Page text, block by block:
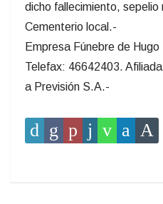
dicho fallecimiento, sepelio
Cementerio local.-
Empresa Fúnebre de
Telefax: 46642403.
a Previsión S.A.-